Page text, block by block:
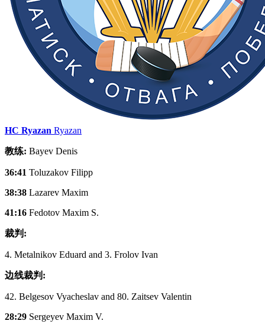
HC Ryazan Ryazan
教练: Bayev Denis
36:41 Toluzakov Filipp
38:38 Lazarev Maxim
41:16 Fedotov Maxim S.
裁判:
4. Metalnikov Eduard and 3. Frolov Ivan
边线裁判:
42. Belgesov Vyacheslav and 80. Zaitsev Valentin
28:29 Sergeyev Maxim V.